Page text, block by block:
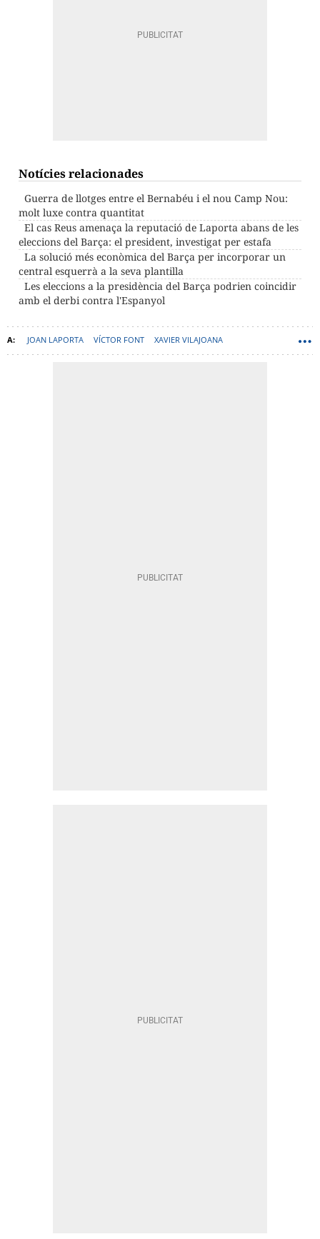
Notícies relacionades
Guerra de llotges entre el Bernabéu i el nou Camp Nou:
molt luxe contra quantitat
El cas Reus amenaça la reputació de Laporta abans de les
eleccions del Barça: el president, investigat per estafa
La solució més econòmica del Barça per incorporar un
central esquerrà a la seva plantilla
Les eleccions a la presidència del Barça podrien coincidir
amb el derbi contra l'Espanyol
JOAN LAPORTA VÍCTOR FONT XAVIER VILAJOANA